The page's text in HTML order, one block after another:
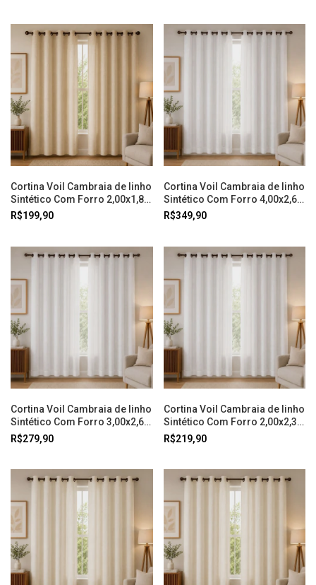
Cortina Voil Cambraia de linho
Sintético Com Forro 2,00x1,80
Bege Doural
R$199,90
Cortina Voil Cambraia de linho
Sintético Com Forro 4,00x2,60
Branco Doural
R$349,90
Cortina Voil Cambraia de linho
Sintético Com Forro 3,00x2,60
Branco Doural
R$279,90
Cortina Voil Cambraia de linho
Sintético Com Forro 2,00x2,30
Branco Doural
R$219,90